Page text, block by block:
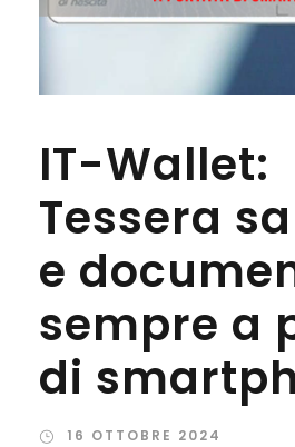
IT-Wallet:
Tessera
e
sempre a
di
16 OTTOBRE 2024